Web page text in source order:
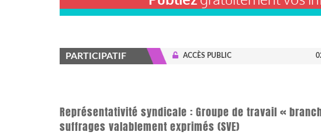
PARTICIPATIF ACCÈS PUBLIC
Représentativité syndicale : Groupe de travail «
suffrages valablement exprimés (SVE)